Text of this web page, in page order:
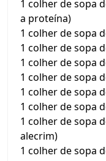
1 colher de sopa
a proteína)
1 colher de sopa
1 colher de sopa
1 colher de sopa
1 colher de sopa
1 colher de sopa
1 colher de sopa
1 colher de sopa
alecrim)
1 colher de sopa